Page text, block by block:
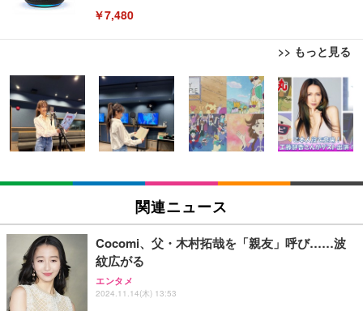
￥7,480
>> もっと見る
[EdoErgo] オフィスチェア 椅子 テレワーク 疲れな
い 跳ね上げ式アームレスト コンパクト 約105度ロッ
キング pc 事務椅子 360度回転 座面昇降 強化ナイロ
ン樹脂ベース 通気性メッシュ 在宅ワーク H-WY01
(黒網+黒枠+黒足)
￥5,699
SIHOO B100 オフィスチェア／デスクチェア メッシ
ュチェア 人間工学 疲れない ブラック
￥27,999
Sezlife オフィスチェア デスクチェア 疲れない テレ
ワーク チェア 強化バックレスト 30度ロッキング機
能 人間工学 椅子 腰サポート 90度跳ね上げ式アーム
EIZO ビジネス向けプレミアムモニター | FlexScan
EV3240X-WT | 31.5型4K UHD・USB Type-C・ホワ
イト
￥105,595
EIZO ビジネス向けプレミアムモニター | FlexScan
￥109,572
【純正品】27"ゲーミングモニター DualSense 充電
フック付き（CFI-ZDM1J）
Amazonベーシック ペットシーツ 薄型 レギュラー 1
回使い捨て 無香料 ホワイト 300枚
￥3,373
Amazonベーシック ペットシーツ 厚型 ワイド 42枚
x2袋(84枚) ホワイト(吸収面:ライトブルー)
￥3,234
ネオ・ルーライフ ネオ・オムツ L 中型犬用 26枚入
り 単品
関連ニュース
Cocomi、父・木村拓哉を「親友」呼び……波
紋広がる
エンタメ
2024.11.14(木) 13:53